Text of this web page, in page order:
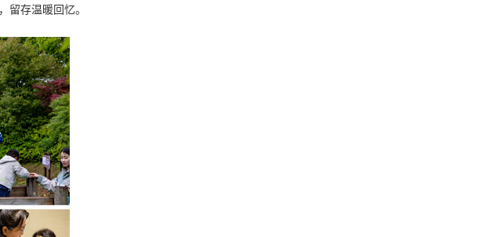
留存温暖回忆。